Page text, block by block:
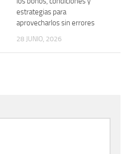
estrategias para
aprovecharlos sin errores
28 JUNIO, 2026